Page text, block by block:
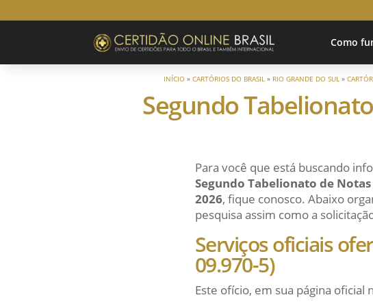
Como
INÍCIO »CARTÓRIOS DO BRASIL » RIO GRANDE DO SUL »
Segundo
Para você que está buscando
Segundo Tabelionato de
2026, fique conosco. Abaixo
pesquisa assim como a
Serviços oficiais
09.970-5)
Este ofício, em sua página